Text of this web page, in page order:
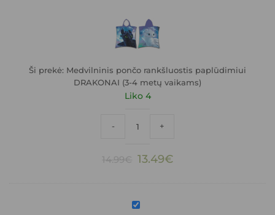
paplūdimiui
DRAKONAI
(3-
metų
Ši prekė: Medvilninis pončo rankšluostis paplūdimiui
DRAKONAI (3-4 metų vaikams)
Liko 4
- +
13.49€
Lininis